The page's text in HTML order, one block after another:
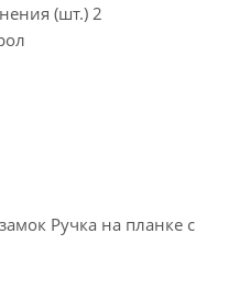
(шт.) 2
Ручка на планке с